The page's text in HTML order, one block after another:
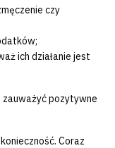
czy
ich działanie jest
pozytywne
Coraz